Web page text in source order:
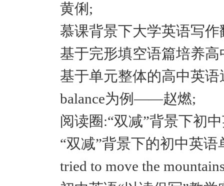
黄俐;
慕课背景下大学英语写
基于完形填空语篇培养
基于单元整体的高中英
balance为例——赵燃;
阅读圈:“双减”背景下初
“双减”背景下的初中英
tried to move the